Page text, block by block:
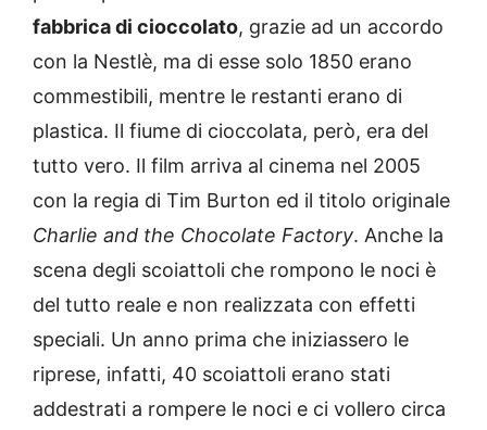
fabbrica di cioccolato, grazie ad un accordo
con la Nestlè, ma di esse solo 1850 erano
commestibili, mentre le restanti erano di
plastica. Il fiume di cioccolata, però, era del
tutto vero. Il film arriva al cinema nel 2005
con la regia di Tim Burton ed il titolo originale
Charlie and the Chocolate Factory. Anche la
scena degli scoiattoli che rompono le noci è
del tutto reale e non realizzata con effetti
speciali. Un anno prima che iniziassero le
riprese, infatti, 40 scoiattoli erano stati
addestrati a rompere le noci e ci vollero circa